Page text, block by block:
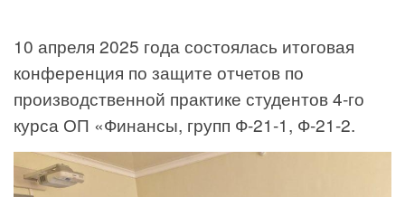
10 апреля 2025 года состоялась итоговая
конференция по защите отчетов по
производственной практике студентов 4-го
курса ОП «Финансы, групп Ф-21-1, Ф-21-2.